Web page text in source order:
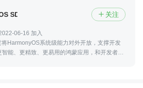
SDK  关注
06-16 加入
HarmonyOS系统级能力对外开放，支撑开发
能、更精致、更易用的鸿蒙应用，和开发者共